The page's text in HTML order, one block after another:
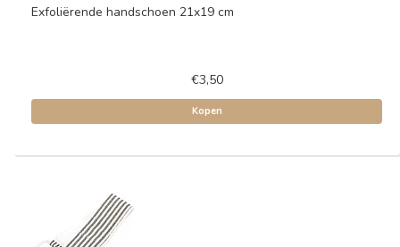
Exfoliërende handschoen 21x19 cm
€3,50
Kopen